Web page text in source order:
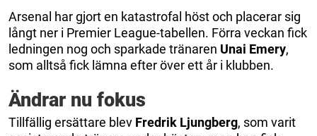
Arsenal har gjort en katastrofal höst och placerar sig
långt ner i Premier League-tabellen. Förra veckan fick
ledningen nog och sparkade tränaren Unai Emery,
som alltså fick lämna efter över ett år i klubben.
Ändrar nu fokus
Tillfällig ersättare blev Fredrik Ljungberg, som varit